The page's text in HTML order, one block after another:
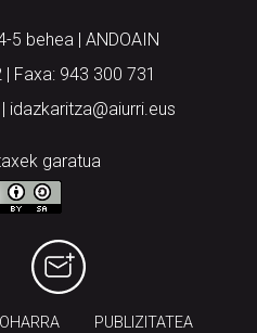
5 behea | ANDOAIN
Faxa: 943 300 731
idazkaritza@aiurri.eus
garatua
PUBLIZITATEA